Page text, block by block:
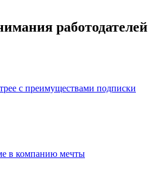
работодателей
с преимуществами подписки
в компанию мечты